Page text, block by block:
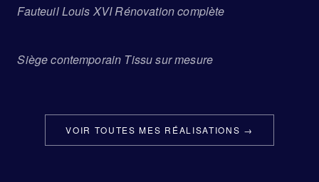
Fauteuil Louis XVI Rénovation complète
Siège contemporain Tissu sur mesure
VOIR TOUTES MES RÉALISATIONS →